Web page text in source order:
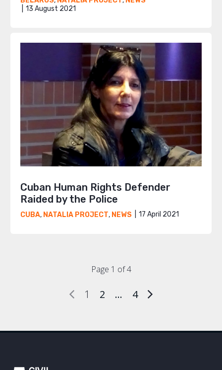
13 August 2021
Cuban Human Rights Defender
Raided by the Police
CUBA, NATALIA PROJECT, NEWS 17 April 2021
Page 1 of 4
1 2 … 4